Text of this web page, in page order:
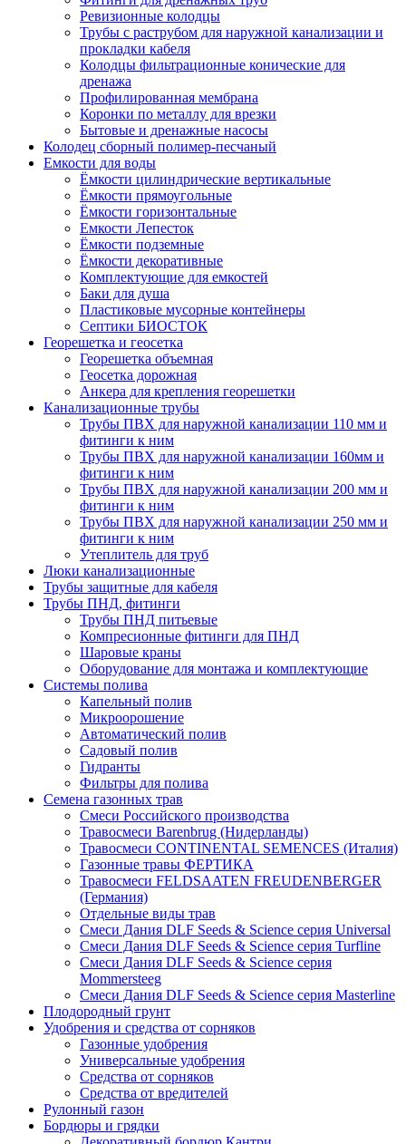
Ревизионные колодцы
Трубы с раструбом для наружной канализации и
прокладки кабеля
Колодцы фильтрационные конические для
дренажа
Профилированная мембрана
Коронки по металлу для врезки
Бытовые и дренажные насосы
Колодец сборный полимер-песчаный
Емкости для воды
Ёмкости цилиндрические вертикальные
Ёмкости прямоугольные
Ёмкости горизонтальные
Емкости Лепесток
Ёмкости подземные
Ёмкости декоративные
Комплектующие для емкостей
Баки для душа
Пластиковые мусорные контейнеры
Септики БИОСТОК
Георешетка и геосетка
Георешетка объемная
Геосетка дорожная
Анкера для крепления георешетки
Канализационные трубы
Трубы ПВХ для наружной канализации 110 мм и
фитинги к ним
Трубы ПВХ для наружной канализации 160мм и
фитинги к ним
Трубы ПВХ для наружной канализации 200 мм и
фитинги к ним
Трубы ПВХ для наружной канализации 250 мм и
фитинги к ним
Утеплитель для труб
Люки канализационные
Трубы защитные для кабеля
Трубы ПНД, фитинги
Трубы ПНД питьевые
Компресионные фитинги для ПНД
Шаровые краны
Оборудование для монтажа и комплектующие
Системы полива
Капельный полив
Микроорошение
Автоматический полив
Садовый полив
Гидранты
Фильтры для полива
Семена газонных трав
Смеси Российского производства
Травосмеси Barenbrug (Нидерланды)
Травосмеси CONTINENTAL SEMENCES (Италия)
Газонные травы ФЕРТИКА
Травосмеси FELDSAATEN FREUDENBERGER
(Германия)
Отдельные виды трав
Смеси Дания DLF Seeds & Sciеnce серия Universal
Смеси Дания DLF Seeds & Sciеnce серия Turfline
Смеси Дания DLF Seeds & Sciеnce серия
Mommersteeg
Смеси Дания DLF Seeds & Sciеnce серия Masterline
Плодородный грунт
Удобрения и средства от сорняков
Газонные удобрения
Универсальные удобрения
Средства от сорняков
Средства от вредителей
Рулонный газон
Бордюры и грядки